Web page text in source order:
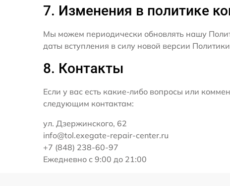
7. Изменения в политике
Мы можем периодически обновлять нашу
даты вступления в силу новой версии
8. Контакты
Если у вас есть какие-либо вопросы или
следующим контактам:
ул. Дзержинского, 62
info@tol.exegate-repair-center.ru
+7 (848) 238-60-97
Ежедневно с 9:00 до 21:00